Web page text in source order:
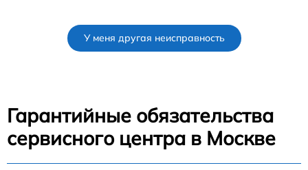
У меня другая неисправность
Гарантийные обязательства
сервисного центра в Москве